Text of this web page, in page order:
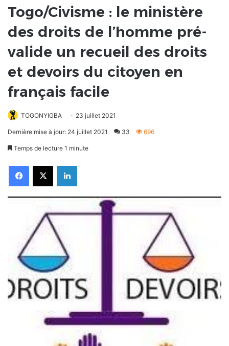
Togo/Civisme : le ministère
des droits de l’homme pré-
valide un recueil des droits
et devoirs du citoyen en
français facile
TOGONYIGBA 23 juillet 2021
Dernière mise à jour: 24 juillet 2021 33 696
Temps de lecture 1 minute
FacebookX Linkedin